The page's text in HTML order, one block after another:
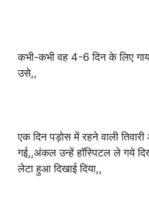
कभी-कभी वह 4-6 दिन के लिए
उसे,,
एक दिन पड़ोस में रहने वाली
गई,,अंकल उन्हें हॉस्पिटल ले गये
लेटा हुआ दिखाई दिया,,